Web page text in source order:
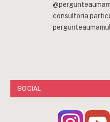
consultoria
SOCIAL